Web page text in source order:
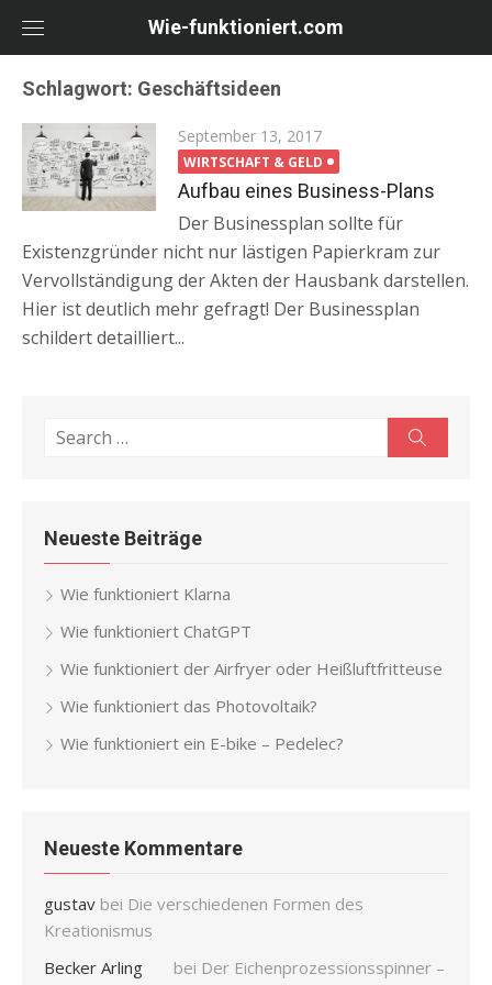
Wie-funktioniert.com
Schlagwort: Geschäftsideen
Posted
on
September 13, 2017
WIRTSCHAFT & GELD
Aufbau eines Business-Plans
Der Businessplan sollte für
Existenzgründer nicht nur lästigen Papierkram zur
Vervollständigung der Akten der Hausbank darstellen.
Hier ist deutlich mehr gefragt! Der Businessplan
schildert detailliert...
Search
Neueste Beiträge
Wie funktioniert Klarna
Wie funktioniert ChatGPT
Wie funktioniert der Airfryer oder Heißluftfritteuse
Wie funktioniert das Photovoltaik?
Wie funktioniert ein E-bike – Pedelec?
Neueste Kommentare
gustav bei Die verschiedenen Formen des
Kreationismus
Becker Arling
bei Der Eichenprozessionsspinner –